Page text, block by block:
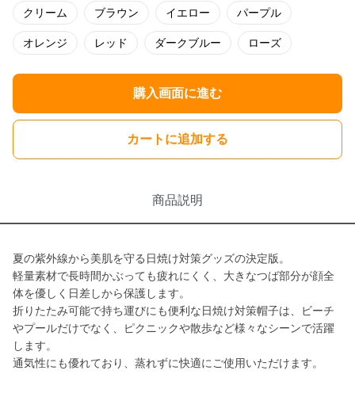
クリーム ブラウン イエロー パープル
オレンジ レッド ダークブルー ローズ
購入画面に進む
カートに追加する
商品説明
夏の紫外線から美肌を守る日焼け対策グッズの決定版。
軽量素材で長時間かぶっても疲れにくく、大きなつば部分が顔全
体を優しく日差しから保護します。
折りたたみ可能で持ち運びにも便利な日焼け対策帽子は、ビーチ
やプールだけでなく、ピクニックや散歩など様々なシーンで活躍
します。
通気性にも優れており、蒸れずに快適にご使用いただけます。